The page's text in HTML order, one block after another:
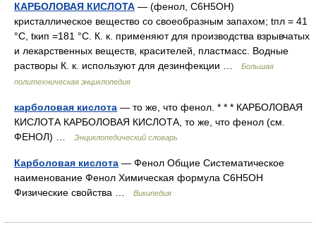
КАРБОЛОВАЯ КИСЛОТА — (фенол, С6Н5ОН)
кристаллическое вещество со своеобразным запахом; tпл = 41
°С, tкип =181 °С. К. к. применяют для производства взрывчатых
и лекарственных веществ, красителей, пластмасс. Водные
растворы К. к. используют для дезинфекции …
Большая
политехническая энциклопедия
карболовая кислота — то же, что фенол. * * * КАРБОЛОВАЯ
КИСЛОТА КАРБОЛОВАЯ КИСЛОТА, то же, что фенол (см.
ФЕНОЛ) …
Энциклопедический словарь
Карболовая кислота — Фенол Общие Систематическое
наименование Фенол Химическая формула C6H5OH
Физические свойства …
Википедия